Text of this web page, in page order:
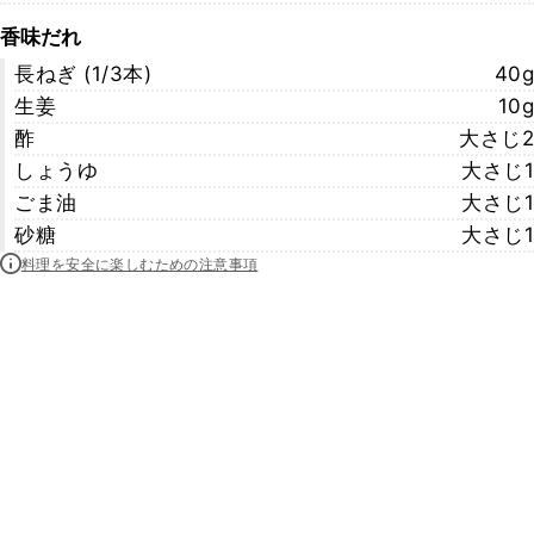
香味だれ
長ねぎ (1/3本)
40g
生姜
10g
酢
大さじ2
しょうゆ
大さじ1
ごま油
大さじ1
砂糖
大さじ1
料理を安全に楽しむための注意事項